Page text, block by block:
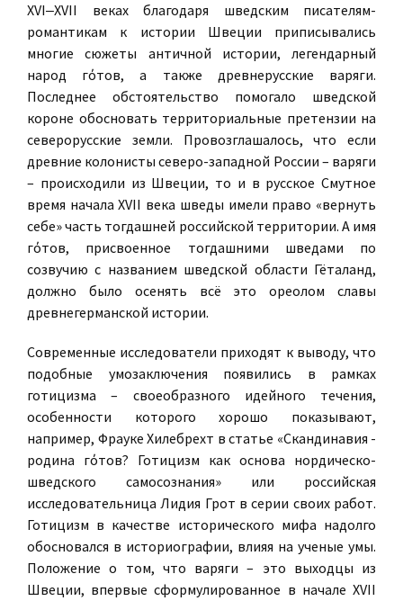
XVI‒XVII веках благодаря шведским писателям-
романтикам к истории Швеции приписывались
многие сюжеты античной истории, легендарный
народ гόтов, а также древнерусские варяги.
Последнее обстоятельство помогало шведской
короне обосновать территориальные претензии на
северорусские земли. Провозглашалось, что если
древние колонисты северо-западной России – варяги
– происходили из Швеции, то и в русское Смутное
время начала XVII века шведы имели право «вернуть
себе» часть тогдашней российской территории. А имя
гόтов, присвоенное тогдашними шведами по
созвучию с названием шведской области Гёталанд,
должно было осенять всё это ореолом славы
древнегерманской истории.
Современные исследователи приходят к выводу, что
подобные умозаключения появились в рамках
готицизма – своеобразного идейного течения,
особенности которого хорошо показывают,
например, Фрауке Хилебрехт в статье «Скандинавия -
родина гόтов? Готицизм как основа нордическо-
шведского самосознания» или российская
исследовательница Лидия Грот в серии своих работ.
Готицизм в качестве исторического мифа надолго
обосновался в историографии, влияя на ученые умы.
Положение о том, что варяги – это выходцы из
Швеции, впервые сформулированное в начале XVII